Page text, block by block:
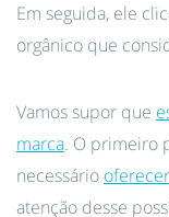
Em seguida, ele
orgânico que
Vamos supor que
marca. O primeiro
necessário
atenção desse